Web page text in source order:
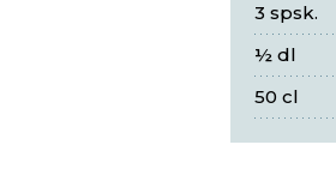
3 spsk.
½ dl
50 cl